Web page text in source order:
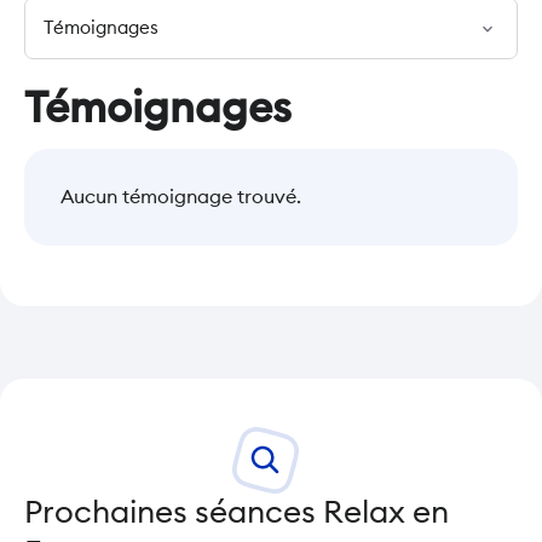
expand_more
Témoignages
Aucun témoignage trouvé.
Prochaines séances Relax en